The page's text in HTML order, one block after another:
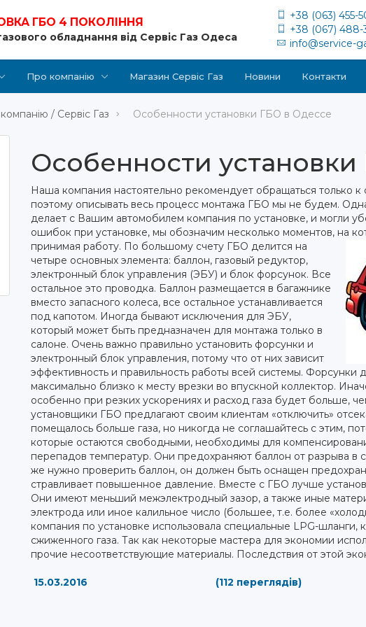
ГБО 4 ПОКОЛІННЯ
обладнання від Сервіс Газ Одеса
+38 (063) 455-
+38 (067) 488-
info@service-
Про компанію Магазин Сервіс Газ Новини Контакти
/ Сервіс Газ Особенности установки ГБО в Одессе
Особенности
Наша компания настоятельно рекомендует обращаться только
поэтому описывать весь процесс монтажа ГБО мы не будем.
делает с Вашим автомобилем компания по установке, и могли
ошибок при установке, мы обозначим несколько моментов, на
принимая работу. По большому счету ГБО делится на
четыре основных элемента: баллон, газовый редуктор,
электронный блок управления (ЭБУ) и блок форсунок. Все
остальное это проводка. Баллон размещается в багажнике
вместо запасного колеса, все остальное устанавливается
под капотом. Иногда бывают исключения для ЭБУ,
который может быть предназначен для монтажа только в
салоне. Очень важно правильно установить форсунки и
электронный блок управления, потому что от них зависит
эффективность и правильность работы всей системы.
максимально близко к месту врезки во впускной коллектор.
особенно при резких ускорениях и расход газа будет больше,
установщики ГБО предлагают своим клиентам «отключить»
помещалось больше газа, но никогда не соглашайтесь с этим,
которые остаются свободными, необходимы для
перепадов температур. Они предохраняют баллон от разрыва
же нужно проверить баллон, он должен быть оснащен
стравливает повышенное давление. Вместе с ГБО лучше
Они имеют меньший межэлектродный зазор, а также иные
электрода или иное калильное число (большее, т.е. более
компания по установке использовала специальные LPG-шланги,
сжиженного газа. Так как некоторые мастера для экономии
прочие несоответствующие материалы. Последствия от этой
15.03.2016 (112 переглядів)